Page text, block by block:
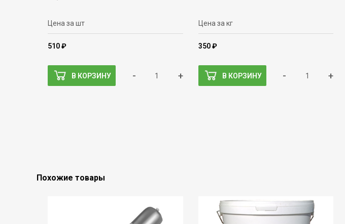
Цена за шт
510 ₽
В КОРЗИНУ - +
Цена за кг
350 ₽
В КОРЗИНУ - +
Похожие товары